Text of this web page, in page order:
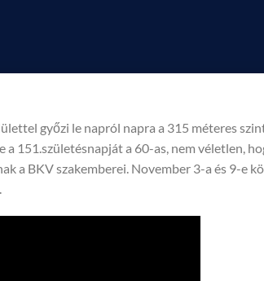
győzi le napról napra a 315 méteres
151.születésnapját a 60-as, nem véletlen,
a BKV szakemberei. November 3-a és 9-e